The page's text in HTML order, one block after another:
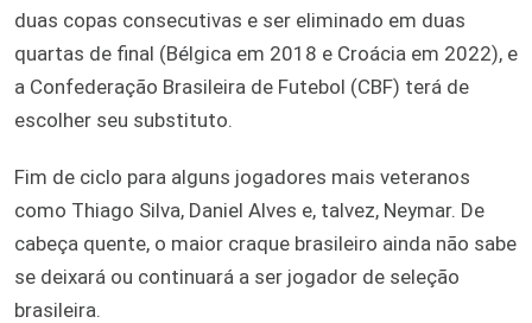
duas copas consecutivas e ser eliminado em duas
quartas de final (Bélgica em 2018 e Croácia em 2022), e
a Confederação Brasileira de Futebol (CBF) terá de
escolher seu substituto.
Fim de ciclo para alguns jogadores mais veteranos
como Thiago Silva, Daniel Alves e, talvez, Neymar. De
cabeça quente, o maior craque brasileiro ainda não sabe
se deixará ou continuará a ser jogador de seleção
brasileira.